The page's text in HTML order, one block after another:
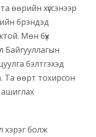
өөрийн хүссэнээр
брэндэд
Мөн бүх
Байгууллагын
бэлтгэхэд
өөрт тохирсон
хэрэг болж